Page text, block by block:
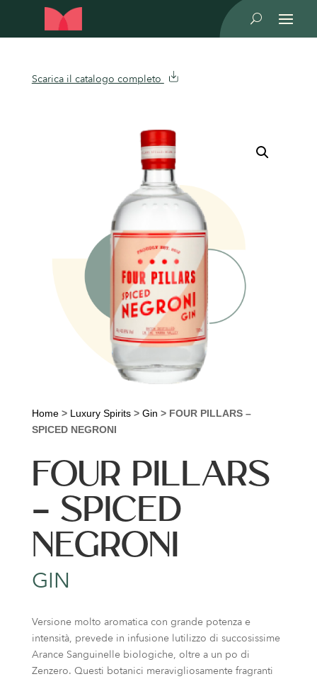
U
Scarica il catalogo completo
Home> Luxury Spirits> Gin > FOUR PILLARS –
SPICED NEGRONI
FOUR PILLARS
– SPICED
NEGRONI
GIN
Versione molto aromatica con grande potenza e
intensità, prevede in infusione lutilizzo di succosissime
Arance Sanguinelle biologiche, oltre a un po di
Zenzero. Questi botanici meravigliosamente fragranti